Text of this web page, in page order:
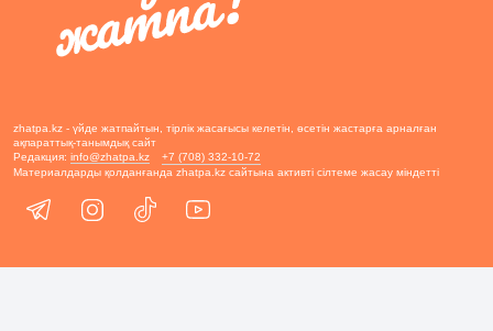
zhatpa.kz - үйде жатпайтын, тірлік жасағысы келетін, өсетін жастарға арналған
ақпараттық-танымдық сайт
Редакция: info@zhatpa.kz
+7 (708) 332-10-72
Материалдарды қолданғанда zhatpa.kz сайтына активті сілтеме жасау міндетті